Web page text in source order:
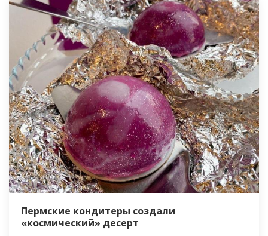
Пермские кондитеры создали
«космический» десерт